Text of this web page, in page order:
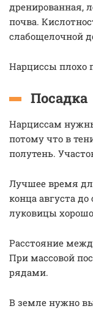
дренированная,
почва.
слабощелочной
Нарциссы плохо
Посадка
Нарциссам
потому что в
полутень.
Лучшее время
конца августа
луковицы
Расстояние
При массовой
рядами.
В земле нужно